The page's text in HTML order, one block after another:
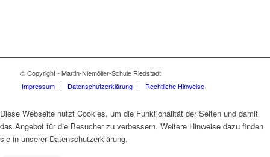
© Copyright - Martin-Niemöller-Schule Riedstadt
Impressum
Datenschutzerklärung Rechtliche Hinweise
Diese Webseite nutzt Cookies, um die Funktionalität der Seiten und damit
das Angebot für die Besucher zu verbessern. Weitere Hinweise dazu finden
sie in unserer Datenschutzerklärung.